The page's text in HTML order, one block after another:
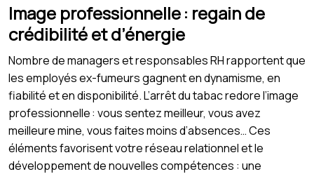
Image professionnelle : regain de
crédibilité et d’énergie
Nombre de managers et responsables RH rapportent que
les employés ex-fumeurs gagnent en dynamisme, en
fiabilité et en disponibilité. L’arrêt du tabac redore l’image
professionnelle : vous sentez meilleur, vous avez
meilleure mine, vous faites moins d’absences… Ces
éléments favorisent votre réseau relationnel et le
développement de nouvelles compétences : une